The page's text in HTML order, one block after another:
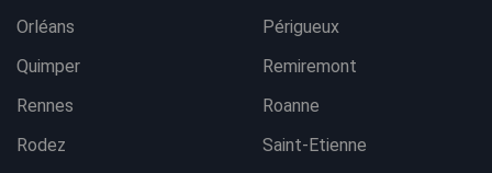
Orléans
Périgueux
Quimper
Remiremont
Rennes
Roanne
Rodez
Saint-Etienne